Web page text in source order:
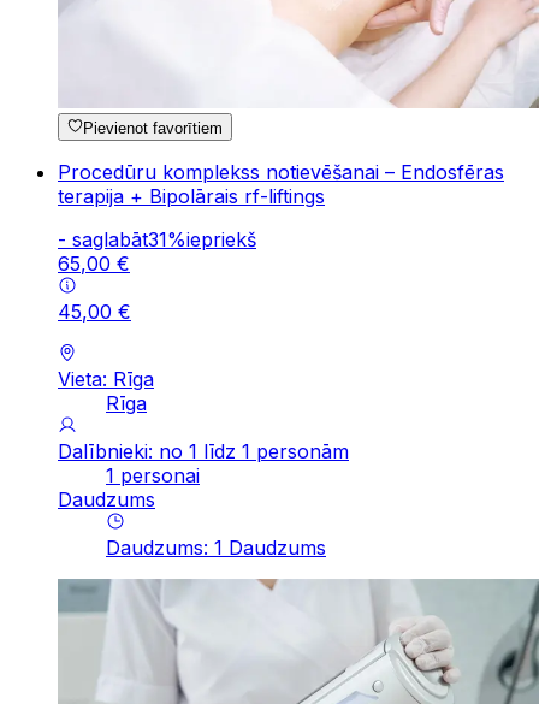
Pievienot favorītiem
Procedūru komplekss notievēšanai – Endosfēras
terapija + Bipolārais rf-liftings
- saglabāt31%iepriekš
65,00 €
45,00 €
Vieta: Rīga
Rīga
Dalībnieki: no 1 līdz 1 personām
1 personai
Daudzums
Daudzums: 1 Daudzums